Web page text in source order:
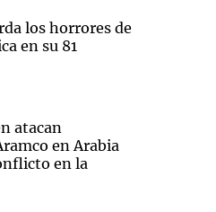
los horrores de
en su 81
atacan
en Arabia
en la